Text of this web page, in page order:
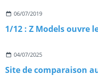
06/07/2019
04/07/2025